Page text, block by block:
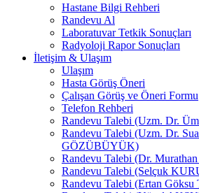
Hastane Bilgi Rehberi
Randevu Al
Laboratuvar Tetkik Sonuçları
Radyoloji Rapor Sonuçları
İletişim & Ulaşım
Ulaşım
Hasta Görüş Öneri
Çalışan Görüş ve Öneri Formu
Telefon Rehberi
Randevu Talebi (Uzm. Dr.
Randevu Talebi (Uzm. Dr.
GÖZÜBÜYÜK)
Randevu Talebi (Dr.
Randevu Talebi (Selçuk
Randevu Talebi (Ertan